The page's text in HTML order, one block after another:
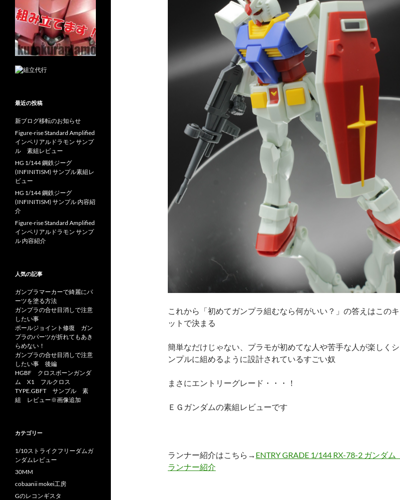
これから「初めてガンプラ組むなら何がいい？」の答えはこのキ
ットで決まる
簡単なだけじゃない、プラモが初めてな人や苦手な人が楽しくシ
ンプルに組めるように設計されているすごい奴
まさにエントリーグレード・・・！
ＥＧガンダムの素組レビューです
ランナー紹介はこちら→ ENTRY GRADE 1/144 RX-78-2 ガンダム
ランナー紹介
最近の投稿
新ブログ移転のお知らせ
Figure-rise Standard Amplified
インペリアルドラモン サンプ
ル 素組レビュー
HG 1/144 鋼鉄ジーグ
(INFINITISM) サンプル素組レ
ビュー
HG 1/144 鋼鉄ジーグ
(INFINITISM) サンプル 内容紹
介
Figure-rise Standard Amplified
インペリアルドラモン サンプ
ル 内容紹介
人気の記事
ガンプラマーカーで綺麗にパ
ーツを塗る方法
ガンプラの合せ目消しで注意
したい事
ポールジョイント修復 ガン
プラのパーツが折れてもあき
らめない！
ガンプラの合せ目消しで注意
したい事 後編
HGBF クロスボーンガンダ
ム X1 フルクロス
TYPE.GBFT サンプル 素
組 レビュー※画像追加
カテゴリー
1/10ストライクフリーダムガ
ンダムレビュー
30MM
cobaanii mokei工房
Gのレコンギスタ